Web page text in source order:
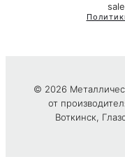
© 2026
от
Воткинск,